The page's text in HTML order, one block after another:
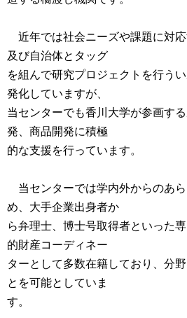
近年では社会ニーズや課題に対
及び自治体とタッグ
を組んで研究プロジェクトを行う
発化していますが、
当センターでも香川大学が参画す
発、商品開発に積極
的な支援を行っています。
当センターでは学内外からのあ
め、大手企業出身者か
ら弁理士、博士号取得者といった
的財産コーディネー
ターとして多数在籍しており、分
とを可能としていま
す。